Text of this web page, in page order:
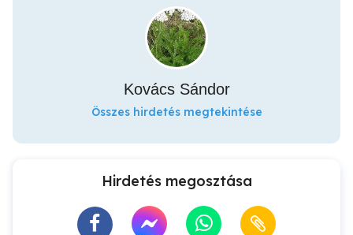
Kovács Sándor
Összes hirdetés megtekintése
Hirdetés megosztása